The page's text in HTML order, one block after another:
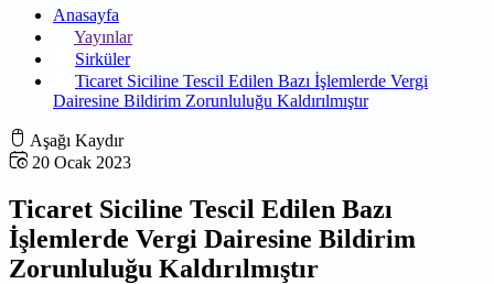
Anasayfa
Yayınlar
Sirküler
Ticaret Siciline Tescil Edilen Bazı İşlemlerde Vergi
Dairesine Bildirim Zorunluluğu Kaldırılmıştır
Aşağı Kaydır
20 Ocak 2023
Ticaret Siciline Tescil Edilen Bazı
İşlemlerde Vergi Dairesine Bildirim
Zorunluluğu Kaldırılmıştır